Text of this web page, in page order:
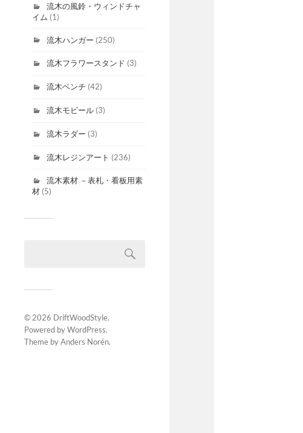
流木の風鈴・ウィンドチャ
イム (1)
流木ハンガー (250)
流木フラワースタンド (3)
流木ベンチ (42)
流木モビール(3)
流木ラダー (3)
流木レジンアート (236)
流木素材 －表札・看板用素
材(5)
© 2026 DriftWoodStyle.
Powered byWordPress.
Theme byAnders Norén.